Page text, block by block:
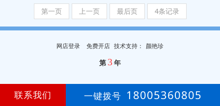
第一页 上一页 最后页 4条记录
网店登录 免费开店 技术支持 ： 颜艳珍
第 3年
联系我们 一键拨号 18005360805